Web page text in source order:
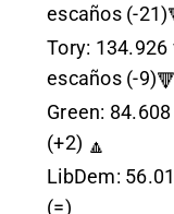
escaños (-21)
Tory: 134.926
escaños (-9)🔻
Green:
(+2) 🔼
LibDem:
(=)